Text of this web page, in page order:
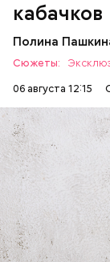
кабачков
Полина
Сюжеты:
06 августа 12:15
Ингредиенты:
ЕДА
есть с